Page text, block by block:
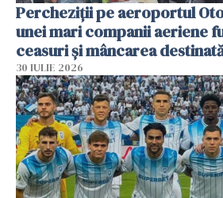
Percheziții pe aeroportul
unei mari companii aeriene
ceasuri și mâncarea
30 IULIE 2026